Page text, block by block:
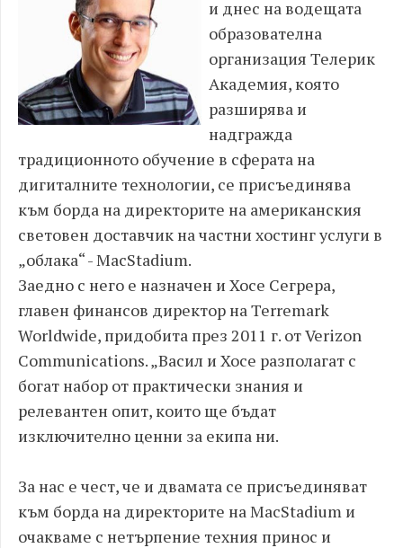
и днес на водещата
образователна
организация Телерик
Академия, която
разширява и
надгражда
традиционното обучение в сферата на
дигиталните технологии, се присъединява
към борда на директорите на американския
световен доставчик на частни хостинг услуги в
„облака“ - MacStadium.
Заедно с него е назначен и Хосе Сегрера,
главен финансов директор на Terremark
Worldwide, придобита през 2011 г. от Verizon
Communications. „Васил и Хосе разполагат с
богат набор от практически знания и
релевантен опит, които ще бъдат
изключително ценни за екипа ни.
За нас е чест, че и двамата се присъединяват
към борда на директорите на MacStadium и
очакваме с нетърпение техния принос и